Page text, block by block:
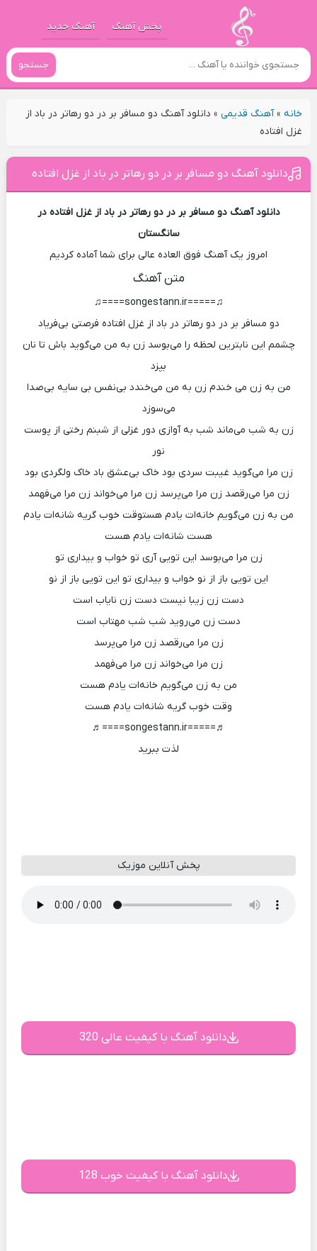
پخش آهنگ آهنگ جدید
جستجو
خانه»آهنگ قدیمی» دانلود آهنگ دو مسافر بر در دو رهاتر در باد از
غزل افتاده
دانلود آهنگ دو مسافر بر در دو رهاتر در باد از غزل افتاده
دانلود آهنگ دو مسافر بر در دو رهاتر در باد از غزل افتاده در
سانگستان
امروز یک آهنگ فوق العاده عالی برای شما آماده کردیم
متن آهنگ
♫=====songestann.ir====♫
دو مسافر بر در دو رهاتر در باد از غزل افتاده فرصتی بی‌فریاد
چشمم این نابترین لحظه را می‌بوسد زن به من می‌گوید باش تا نان
بپزد
من به زن می خندم زن به من می‌خندد بی‌نفس بی سایه بی‌صدا
می‌سوزد
زن به شب می‌ماند شب به آوازی دور غزلی از شبنم رختی از پوست
نور
زن مرا می‌گوید غیبت سردی بود خاک بی‌عشق باد خاک ولگردی بود
زن مرا می‌رقصد زن مرا می‌پرسد زن مرا می‌خواند زن مرا می‌فهمد
من به زن می‌گویم خانه‌ات یادم هستوقت خوب گریه شانه‌ات یادم
هست شانه‌ات یادم هست
زن مرا می‌بوسد این تویی آری تو خواب و بیداری تو
این تویی باز از نو خواب و بیداری تو این تویی باز از نو
دست زن زیبا نیست دست زن نایاب است
دست زن می‌روید شب شب مهتاب است
زن مرا می‌رقصد زن مرا می‌پرسد
زن مرا می‌خواند زن مرا می‌فهمد
من به زن می‌گویم خانه‌ات یادم هست
وقت خوب گریه شانه‌ات یادم هست
♬=====songestann.ir====♬
لذت ببرید
پخش آنلاین موزیک
دانلود آهنگ با کیفیت عالی 320
دانلود آهنگ با کیفیت خوب 128